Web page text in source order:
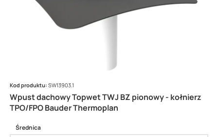
Wpust dachowy Topwet TWJ BZ pionowy - kołnierz
TPO/FPO Bauder Thermoplan
Kod produktu: SW13903.1
Średnica